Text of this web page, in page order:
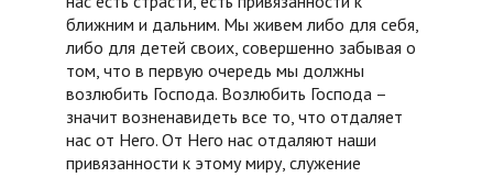
ближним и дальним. Мы живем либо для себя,
либо для детей своих, совершенно забывая о
том, что в первую очередь мы должны
возлюбить Господа. Возлюбить Господа –
значит возненавидеть все то, что отдаляет
нас от Него. От Него нас отдаляют наши
привязанности к этому миру, служение